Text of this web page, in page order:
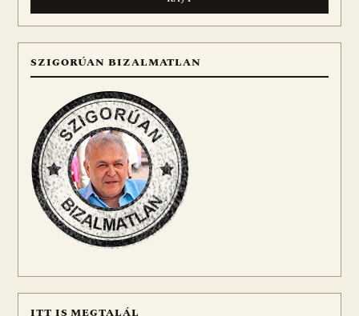
SZIGORÚAN BIZALMATLAN
ITT IS MEGTALÁL